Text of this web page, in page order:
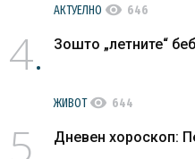
АКТУЕЛНО visibility 646
4 Зошто „летните“
ЖИВОТvisibility 644
5 Дневен хороскоп: